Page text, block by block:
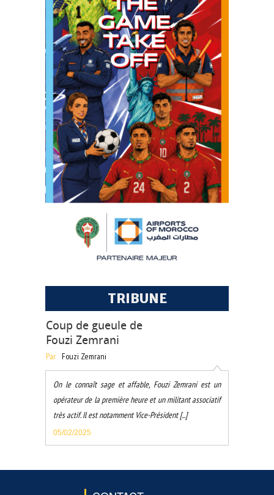
TRIBUNE
Coup de gueule de
Fouzi Zemrani
Par Fouzi Zemrani
On le connaît sage et affable, Fouzi Zemrani est un
opérateur de la première heure et un militant associatif
très actif. Il est notamment Vice-Président [...]
05/02/2025